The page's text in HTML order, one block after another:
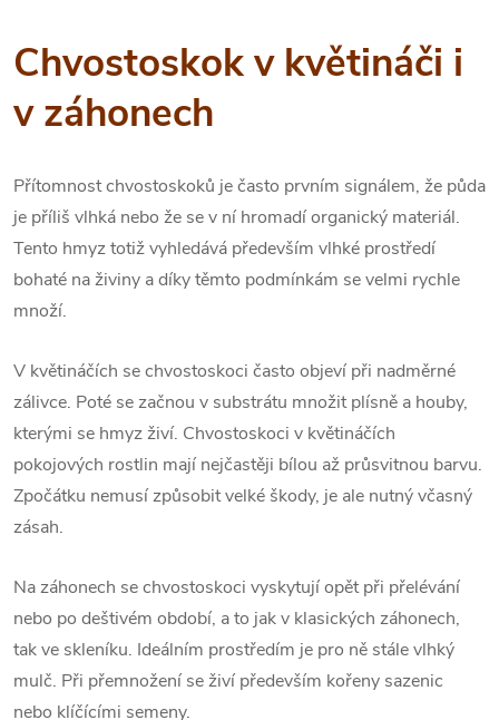
Chvostoskok v květináči i
v záhonech
Přítomnost chvostoskoků je často prvním signálem, že půda
je příliš vlhká nebo že se v ní hromadí organický materiál.
Tento hmyz totiž vyhledává především vlhké prostředí
bohaté na živiny a díky těmto podmínkám se velmi rychle
množí.
V květináčích se chvostoskoci často objeví při nadměrné
zálivce. Poté se začnou v substrátu množit plísně a houby,
kterými se hmyz živí. Chvostoskoci v květináčích
pokojových rostlin mají nejčastěji bílou až průsvitnou barvu.
Zpočátku nemusí způsobit velké škody, je ale nutný včasný
zásah.
Na záhonech se chvostoskoci vyskytují opět při přelévání
nebo po deštivém období, a to jak v klasických záhonech,
tak ve skleníku. Ideálním prostředím je pro ně stále vlhký
mulč. Při přemnožení se živí především kořeny sazenic
nebo klíčícími semeny.